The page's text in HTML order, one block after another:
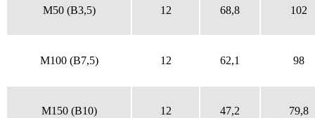
M50 (B3,5) 12 68,8 102
M100 (B7,5) 12 62,1 98
M150 (B10) 12 47,2 79,8